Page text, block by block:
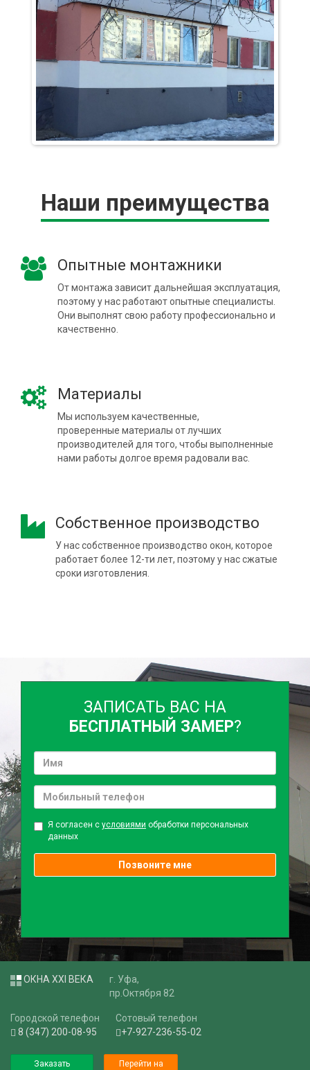
Наши преимущества
Опытные монтажники
От монтажа зависит дальнейшая эксплуатация,
поэтому у нас работают опытные специалисты.
Они выполнят свою работу профессионально и
качественно.
Материалы
Мы используем качественные,
проверенные материалы от лучших
производителей для того, чтобы выполненные
нами работы долгое время радовали вас.
Собственное производство
У нас собственное производство окон, которое
работает более 12-ти лет, поэтому у нас сжатые
сроки изготовления.
ЗАПИСАТЬ ВАС НА
БЕСПЛАТНЫЙ ЗАМЕР?
Я согласен с условиями обработки персональных
данных
Позвоните мне
ОКНА XXI ВЕКА
г. Уфа,
пр.Октября 82
Городской телефон
8 (347) 200-08-95
Сотовый телефон
+7-927-236-55-02
Заказать Перейти на